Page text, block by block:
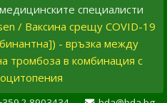
специалисти
/ Ваксина срещу COVID-19
- връзка между
тромбоза в комбинация с